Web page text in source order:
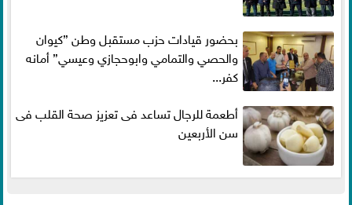
بحضور قيادات حزب مستقبل وطن ”كيوان
والحصي والتمامي وابوحجازي وعيسي” أمانه
كفر...
أطعمة للرجال تساعد فى تعزيز صحة القلب فى
سن الأربعين